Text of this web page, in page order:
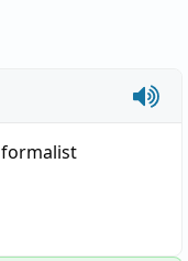
formalist